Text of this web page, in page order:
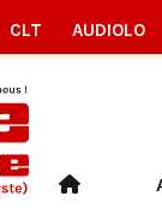
CLT AUDIOLO